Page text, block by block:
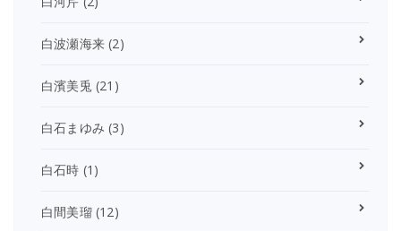
白波瀬海来 (2)
白濱美兎 (21)
白石まゆみ (3)
白石時 (1)
白間美瑠(12)